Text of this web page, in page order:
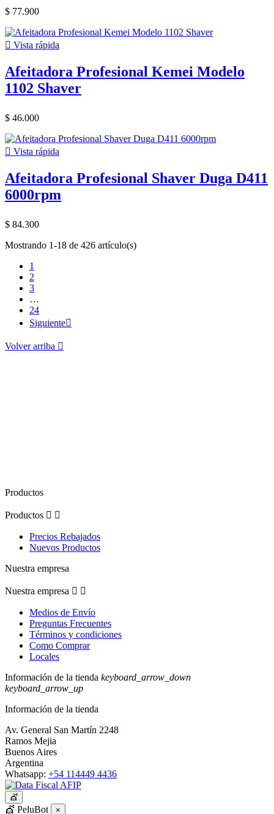
$ 77.900
 Vista rápida
Afeitadora Profesional Kemei Modelo
1102 Shaver
$ 46.000
 Vista rápida
Afeitadora Profesional Shaver Duga D411
6000rpm
$ 84.300
Mostrando 1-18 de 426 artículo(s)
1
2
3
…
24
Siguiente
Volver arriba 
Productos
Productos  
Precios Rebajados
Nuevos Productos
Nuestra empresa
Nuestra empresa  
Medios de Envío
Preguntas Frecuentes
Términos y condiciones
Como Comprar
Locales
Información de la tienda keyboard_arrow_down
keyboard_arrow_up
Información de la tienda
Av. General San Martín 2248
Ramos Mejia
Buenos Aires
Argentina
Whatsapp: +54 114449 4436
💇
💇 PeluBot ×